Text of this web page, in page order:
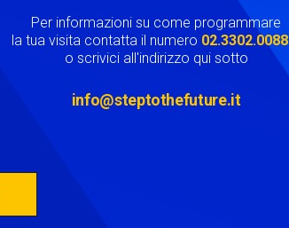
Per informazioni su come programmare
la tua visita contatta il numero 02.3302.0088
o scrivici all'indirizzo qui sotto
info@steptothefuture.it